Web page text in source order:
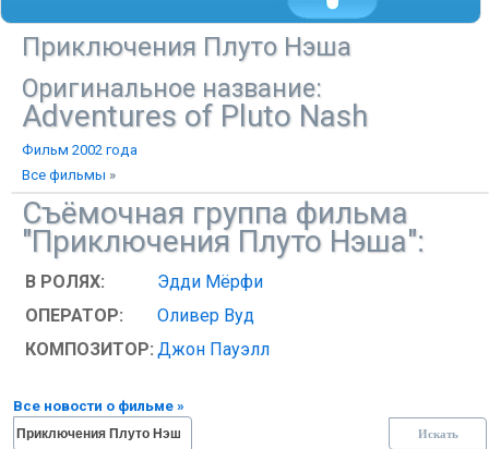
Приключения Плуто Нэша
Оригинальное название:
Adventures of Pluto Nash
Фильм 2002 года
Все фильмы »
Съёмочная группа фильма
"Приключения Плуто Нэша":
В РОЛЯХ:
Эдди Мёрфи
ОПЕРАТОР:
Оливер Вуд
КОМПОЗИТОР: Джон Пауэлл
Все новости о фильме »